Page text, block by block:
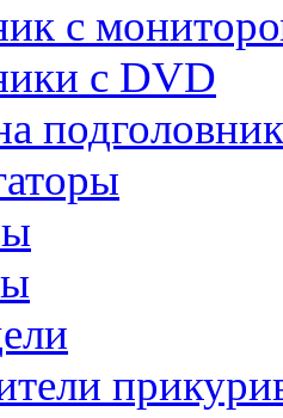
с
с DVD
подголовник